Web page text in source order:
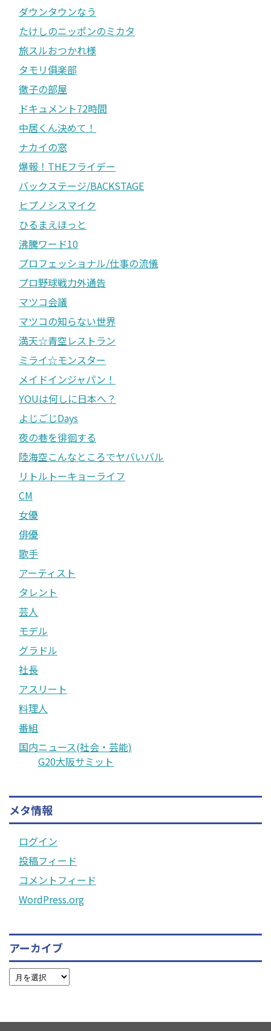
ダウンタウンなう
たけしのニッポンのミカタ
旅スルおつかれ様
タモリ俱楽部
徹子の部屋
ドキュメント72時間
中居くん決めて！
ナカイの窓
爆報！THEフライデー
バックステージ/BACKSTAGE
ヒプノシスマイク
ひるまえほっと
沸騰ワード10
プロフェッショナル/仕事の流儀
プロ野球戦力外通告
マツコ会議
マツコの知らない世界
満天☆青空レストラン
ミライ☆モンスター
メイドインジャパン！
YOUは何しに日本へ？
よじごじDays
夜の巷を徘徊する
陸海空こんなところでヤバいバル
リトルトーキョーライフ
CM
女優
俳優
歌手
アーティスト
タレント
芸人
モデル
グラドル
社長
アスリート
料理人
番組
国内ニュース(社会・芸能)
G20大阪サミット
メタ情報
ログイン
投稿フィード
コメントフィード
WordPress.org
アーカイブ